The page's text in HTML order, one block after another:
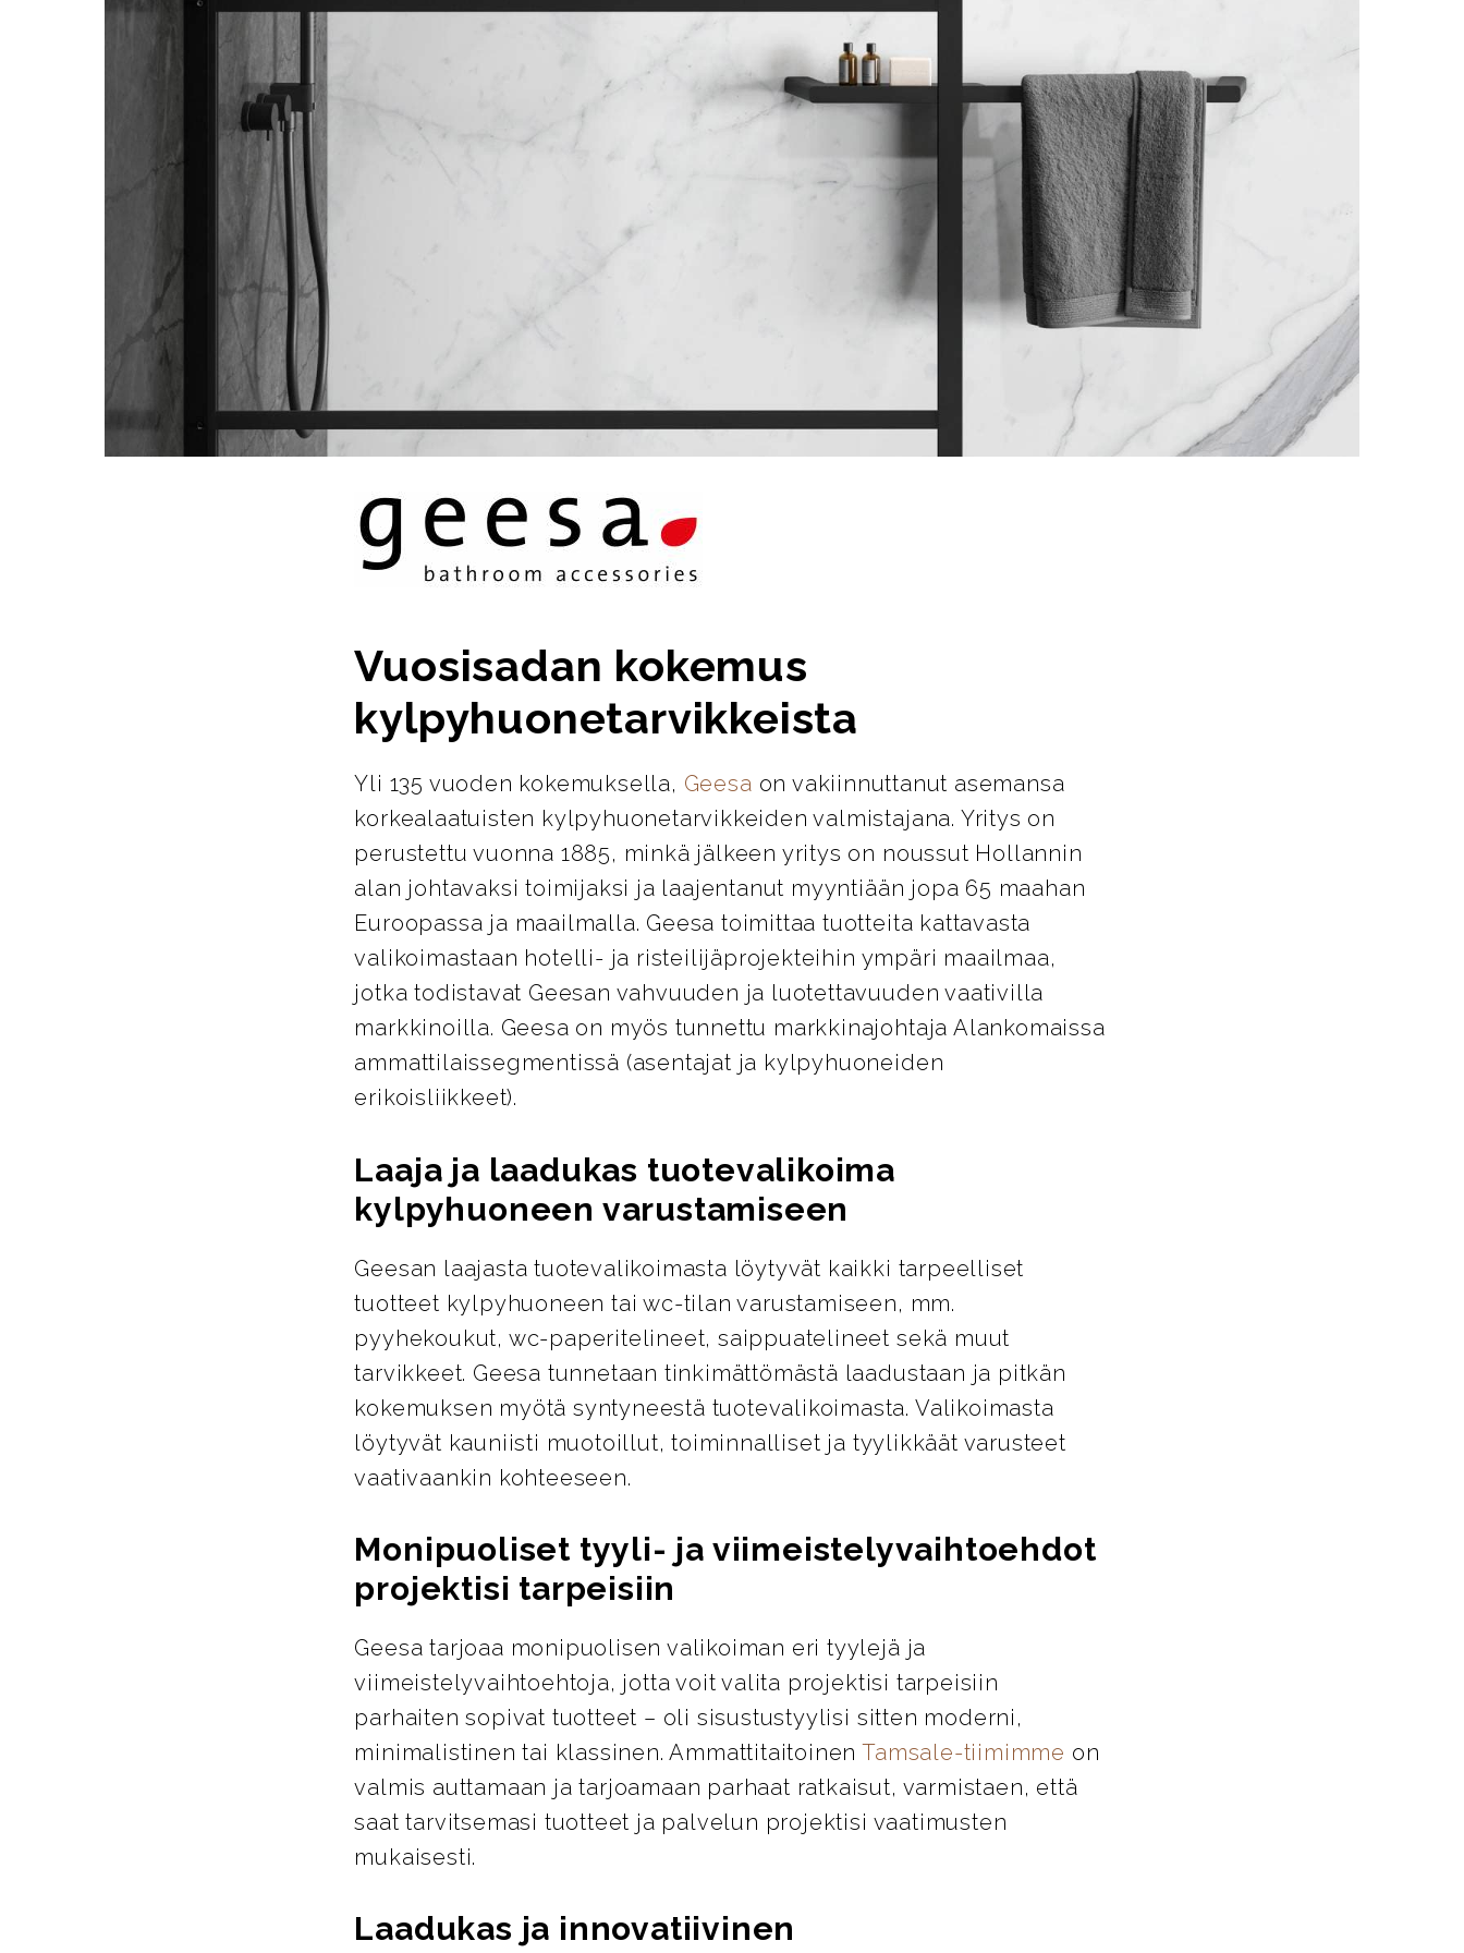
Vuosisadan kokemus
kylpyhuonetarvikkeista
Yli 135 vuoden kokemuksella, Geesa on vakiinnuttanut asemansa
korkealaatuisten kylpyhuonetarvikkeiden valmistajana. Yritys on
perustettu vuonna 1885, minkä jälkeen yritys on noussut Hollannin
alan johtavaksi toimijaksi ja laajentanut myyntiään jopa 65 maahan
Euroopassa ja maailmalla. Geesa toimittaa tuotteita kattavasta
valikoimastaan hotelli- ja risteilijäprojekteihin ympäri maailmaa,
jotka todistavat Geesan vahvuuden ja luotettavuuden vaativilla
markkinoilla. Geesa on myös tunnettu markkinajohtaja Alankomaissa
ammattilaissegmentissä (asentajat ja kylpyhuoneiden
erikoisliikkeet).
Laaja ja laadukas tuotevalikoima
kylpyhuoneen varustamiseen
Geesan laajasta tuotevalikoimasta löytyvät kaikki tarpeelliset
tuotteet kylpyhuoneen tai wc-tilan varustamiseen, mm.
pyyhekoukut, wc-paperitelineet, saippuatelineet sekä muut
tarvikkeet. Geesa tunnetaan tinkimättömästä laadustaan ja pitkän
kokemuksen myötä syntyneestä tuotevalikoimasta. Valikoimasta
löytyvät kauniisti muotoillut, toiminnalliset ja tyylikkäät varusteet
vaativaankin kohteeseen.
Monipuoliset tyyli- ja viimeistelyvaihtoehdot
projektisi tarpeisiin
Geesa tarjoaa monipuolisen valikoiman eri tyylejä ja
viimeistelyvaihtoehtoja, jotta voit valita projektisi tarpeisiin
parhaiten sopivat tuotteet – oli sisustustyylisi sitten moderni,
minimalistinen tai klassinen. AmmattitaitoinenTamsale-tiimimme on
valmis auttamaan ja tarjoamaan parhaat ratkaisut, varmistaen, että
saat tarvitsemasi tuotteet ja palvelun projektisi vaatimusten
mukaisesti.
Laadukas ja innovatiivinen